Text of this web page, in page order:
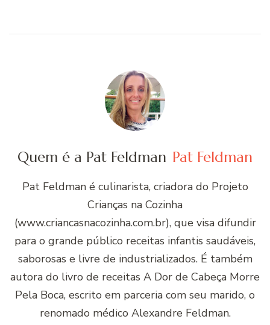
Quem é a Pat Feldman Pat Feldman
Pat Feldman é culinarista, criadora do Projeto
Crianças na Cozinha
(www.criancasnacozinha.com.br), que visa difundir
para o grande público receitas infantis saudáveis,
saborosas e livre de industrializados. É também
autora do livro de receitas A Dor de Cabeça Morre
Pela Boca, escrito em parceria com seu marido, o
renomado médico Alexandre Feldman.